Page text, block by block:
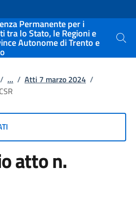
Permanente per i
tra lo Stato, le Regioni e
Autonome di Trento e Cerca
/ ... / Atti 7 marzo 2024 /
atto n.